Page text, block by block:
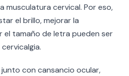
musculatura cervical. Por eso,
el brillo, mejorar la
el tamaño de letra pueden ser
con cansancio ocular,